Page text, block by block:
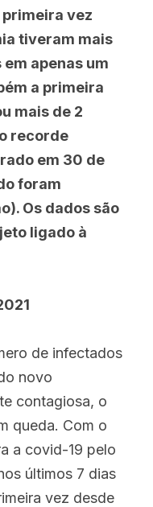
primeira vez
tiveram mais
apenas um
a primeira
mais de 2
recorde
em 30 de
foram
Os dados são
ligado à
de infectados
novo
contagiosa, o
queda. Com o
a covid-19 pelo
últimos 7 dias
vez desde